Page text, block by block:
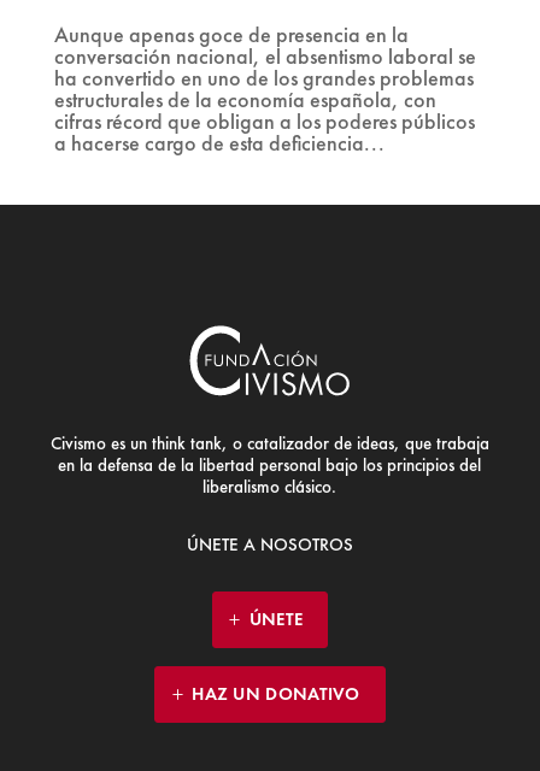
Aunque apenas goce de presencia en la
conversación nacional, el absentismo laboral se
ha convertido en uno de los grandes problemas
estructurales de la economía española, con
cifras récord que obligan a los poderes públicos
a hacerse cargo de esta deficiencia...
Civismo es un think tank, o catalizador de ideas, que trabaja
en la defensa de la libertad personal bajo los principios del
liberalismo clásico.
ÚNETE A NOSOTROS
ÚNETE
HAZ UN DONATIVO